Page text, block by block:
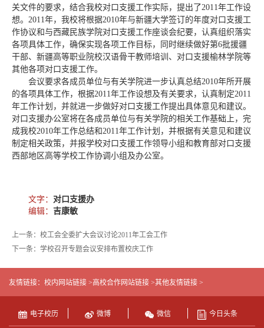
关文件的要求，结合我校对口支援工作实际，提出了2011年工作设
想。2011年，我校将根据2010年与新疆大学签订的年度对口支援工
作协议和与西藏民族学院对口支援工作座谈会纪要，认真组织落实
各项具体工作，确保实现各项工作目标，同时继续做好第6批援疆
干部、新疆高等职业院校汉语骨干教师培训、对口支援榆林学院等
其他各项对口支援工作。
会议要求各成员单位与有关学院进一步认真总结2010年所开展
的各项具体工作，根据2011年工作设想及有关要求，认真制定2011
年工作计划，并就进一步做好对口支援工作提出具体意见和建议。
对口支援办公室将在各成员单位与有关学院的相关工作基础上，完
成我校2010年工作总结和2011年工作计划，并根据有关意见和建议
制定相关政策，并报学校对口支援工作领导小组和教育部对口支援
西部地区高等学校工作协调小组及办公室。
文字： 对口支援办
编辑： 吉康敏
上一条：校工会全委扩大会议讨论2011年工会工作
下一条：学校召开专题会议安排布置校庆工作
友情链接： 校内网站链接 >高校合作网站链接 >其他友情链接 >
电子校历 微博 微信 今日头条